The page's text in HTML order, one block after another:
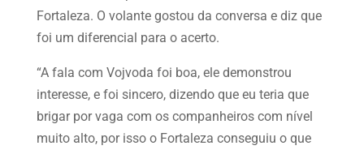
Fortaleza. O volante gostou da conversa e diz que
foi um diferencial para o acerto.
“A fala com Vojvoda foi boa, ele demonstrou
interesse, e foi sincero, dizendo que eu teria que
brigar por vaga com os companheiros com nível
muito alto, por isso o Fortaleza conseguiu o que